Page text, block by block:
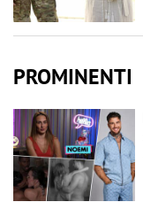
PROMINENTI